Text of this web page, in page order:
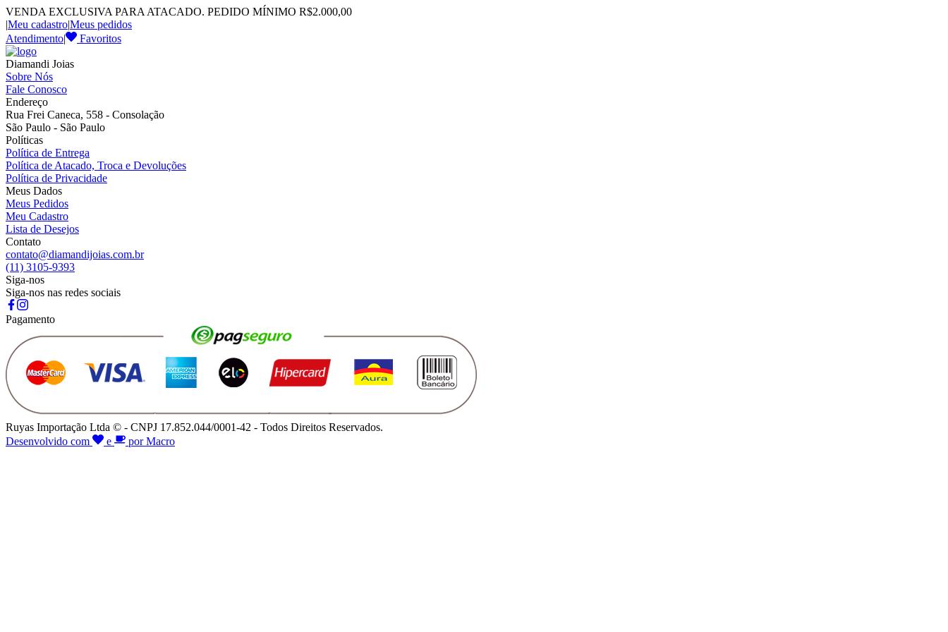
VENDA EXCLUSIVA PARA ATACADO. PEDIDO MÍNIMO R$2.000,00
|Meu cadastro|Meus pedidos
Atendimento| Favoritos
Diamandi Joias
Sobre Nós
Fale Conosco
Endereço
Rua Frei Caneca, 558 - Consolação
São Paulo - São Paulo
Políticas
Política de Entrega
Política de Atacado, Troca e Devoluções
Política de Privacidade
Meus Dados
Meus Pedidos
Meu Cadastro
Lista de Desejos
Contato
contato@diamandijoias.com.br
(11) 3105-9393
Siga-nos
Siga-nos nas redes sociais
Pagamento
Ruyas Importação Ltda © - CNPJ 17.852.044/0001-42 - Todos Direitos Reservados.
Desenvolvido com
e por Macro